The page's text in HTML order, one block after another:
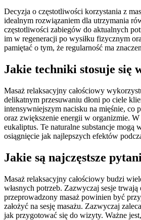
Decyzja o częstotliwości korzystania z
idealnym rozwiązaniem dla utrzymania
częstotliwości zabiegów do aktualnych
im w regeneracji po wysiłku fizycznym
pamiętać o tym, że regularność ma
Jakie techniki stosuje się
Masaż relaksacyjny całościowy
delikatnym przesuwaniu dłoni po ciele
intensywniejszym nacisku na mięśnie, co
oraz zwiększenie energii w organizmie.
eukaliptus. Te naturalne substancje mogą
osiągnięcie jak najlepszych efektów
Jakie są najczęstsze
Masaż relaksacyjny całościowy budzi
własnych potrzeb. Zazwyczaj sesje
przeprowadzony masaż powinien być
założyć na sesję masażu. Zazwyczaj
jak przygotować się do wizyty. Ważne